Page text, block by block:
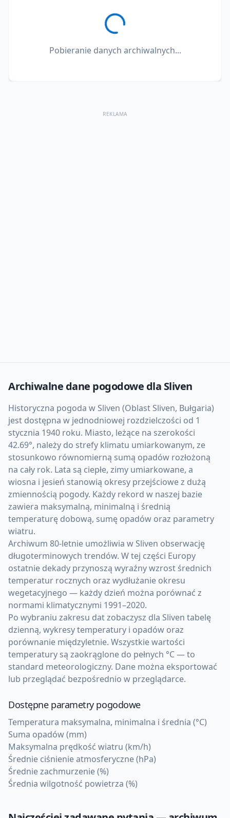
Pobieranie danych archiwalnych...
REKLAMA
Archiwalne dane pogodowe dla Sliven
Historyczna pogoda w Sliven (Oblast Sliven, Bułgaria)
jest dostępna w jednodniowej rozdzielczości od 1
stycznia 1940 roku. Miasto, leżące na szerokości
42.69°, należy do strefy klimatu umiarkowanym, ze
stosunkowo równomierną sumą opadów rozłożoną
na cały rok. Lata są ciepłe, zimy umiarkowane, a
wiosna i jesień stanowią okresy przejściowe z dużą
zmiennością pogody. Każdy rekord w naszej bazie
zawiera maksymalną, minimalną i średnią
temperaturę dobową, sumę opadów oraz parametry
wiatru.
Archiwum 80-letnie umożliwia w Sliven obserwację
długoterminowych trendów. W tej części Europy
ostatnie dekady przynoszą wyraźny wzrost średnich
temperatur rocznych oraz wydłużanie okresu
wegetacyjnego — każdy dzień można porównać z
normami klimatycznymi 1991–2020.
Po wybraniu zakresu dat zobaczysz dla Sliven tabelę
dzienną, wykresy temperatury i opadów oraz
porównanie międzyletnie. Wszystkie wartości
temperatury są zaokrąglone do pełnych °C — to
standard meteorologiczny. Dane można eksportować
lub przeglądać bezpośrednio w przeglądarce.
Dostępne parametry pogodowe
Temperatura maksymalna, minimalna i średnia (°C)
Suma opadów (mm)
Maksymalna prędkość wiatru (km/h)
Średnie ciśnienie atmosferyczne (hPa)
Średnie zachmurzenie (%)
Średnia wilgotność powietrza (%)